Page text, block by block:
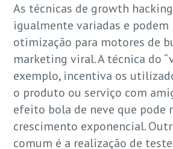
As técnicas de growth
igualmente variadas e
otimização para motores de
marketing viral. A técnica do
exemplo, incentiva os
o produto ou serviço com
efeito bola de neve que pode
crescimento exponencial.
comum é a realização de